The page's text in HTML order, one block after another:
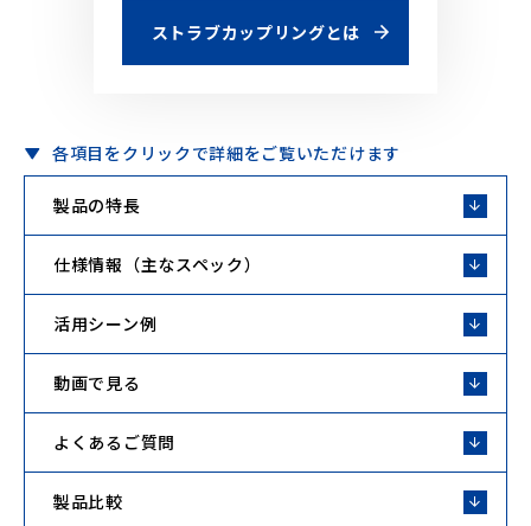
ストラブカップリングとは
各項目をクリックで詳細をご覧いただけます
製品の特長
仕様情報（主なスペック）
活用シーン例
動画で見る
よくあるご質問
製品比較